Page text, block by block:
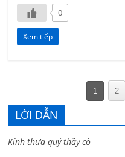
0
Xem tiếp
1 2
LỜI DẪN
Kính thưa quý thầy cô